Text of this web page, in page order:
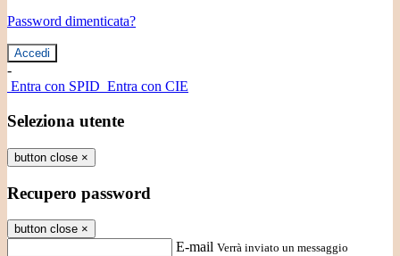
Password dimenticata?
-
Entra con SPID Entra con CIE
Seleziona utente
button close ×
Recupero password
button close ×
E-mail Verrà inviato un messaggio